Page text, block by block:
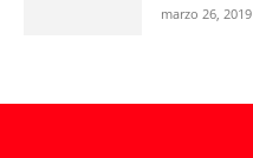
marzo 26, 2019